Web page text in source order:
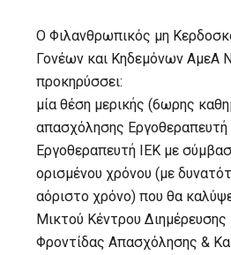
Ο Φιλανθρωπικός μη
Γονέων και Κηδεμόνων ΑμεΑ
προκηρύσσει:
μία θέση μερικής (6ωρης
απασχόλησης
Εργοθεραπευτή IEK με
ορισμένου χρόνου (με
αόριστο χρόνο) που θα
Μικτού Κέντρου
Φροντίδας Απασχόλησης &